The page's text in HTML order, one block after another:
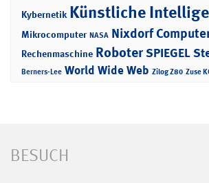
Kybernetik Künstliche
Mikrocomputer NASA Nixdorf
Rechenmaschine RoboterSPIEGEL
Berners-Lee World Wide Web Zilog Z80 Zuse
BESUCH